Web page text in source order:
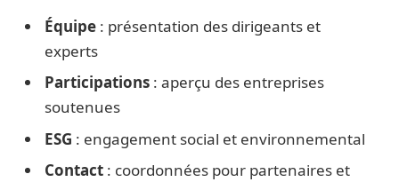
Équipe : présentation des dirigeants et
experts
Participations : aperçu des entreprises
soutenues
ESG : engagement social et environnemental
Contact : coordonnées pour partenaires et